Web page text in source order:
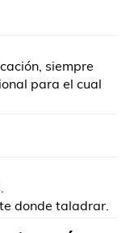
siempre
para el cual
donde taladrar.